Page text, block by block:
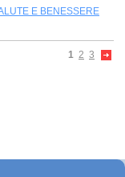
E BENESSERE
1 2 3